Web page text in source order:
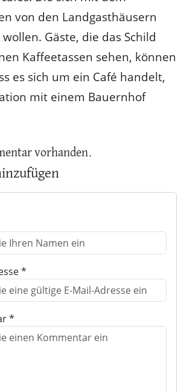
von den Landgasthäusern
Gäste, die das Schild
Kaffeetassen sehen, können
es sich um ein Café handelt,
mit einem Bauernhof
vorhanden.
*
*